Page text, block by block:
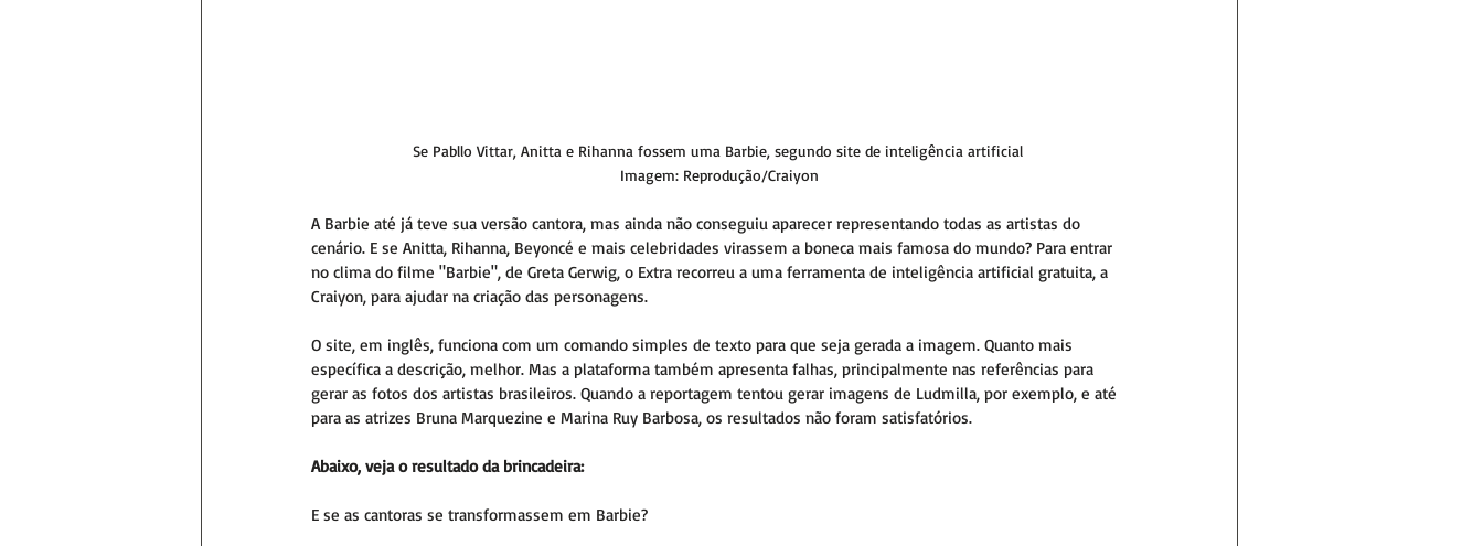
Se Pabllo Vittar, Anitta e Rihanna fossem uma Barbie, segundo site de inteligência artificial
Imagem: Reprodução/Craiyon
A Barbie até já teve sua versão cantora, mas ainda não conseguiu aparecer representando todas as artistas do
cenário. E se Anitta, Rihanna, Beyoncé e mais celebridades virassem a boneca mais famosa do mundo? Para entrar
no clima do filme "Barbie", de Greta Gerwig, o Extra recorreu a uma ferramenta de inteligência artificial gratuita, a
Craiyon, para ajudar na criação das personagens.
O site, em inglês, funciona com um comando simples de texto para que seja gerada a imagem. Quanto mais
específica a descrição, melhor. Mas a plataforma também apresenta falhas, principalmente nas referências para
gerar as fotos dos artistas brasileiros. Quando a reportagem tentou gerar imagens de Ludmilla, por exemplo, e até
para as atrizes Bruna Marquezine e Marina Ruy Barbosa, os resultados não foram satisfatórios.
Abaixo, veja o resultado da brincadeira:
E se as cantoras se transformassem em Barbie?